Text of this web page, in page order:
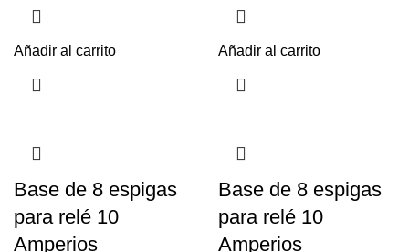
Añadir al carrito Añadir al carrito
Base de 8 espigas
para relé 10
Amperios
Base de 8 espigas
para relé 10
Amperios